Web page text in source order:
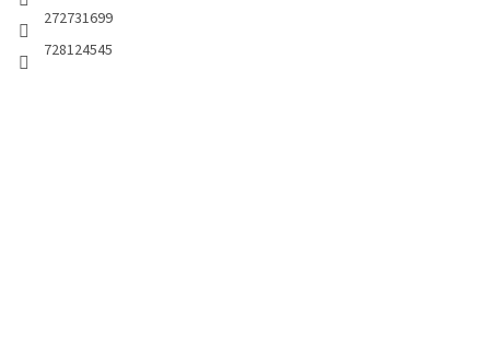
272731699
728124545